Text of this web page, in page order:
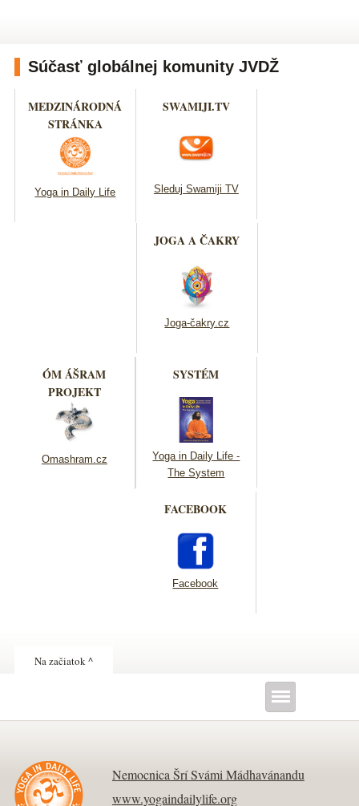
Súčasť globálnej komunity JVDŽ
MEDZINÁRODNÁ
STRÁNKA
Yoga in Daily Life
SWAMIJI.TV
Sleduj Swamiji TV
JOGA A ČAKRY
Joga-čakry.cz
ÓM ÁŠRAM
PROJEKT
Omashram.cz
SYSTÉM
Yoga in Daily Life -
The System
FACEBOOK
Facebook
Na začiatok ^
Nemocnica Šrí Svámi Mádhavánandu
www.yogaindailylife.org